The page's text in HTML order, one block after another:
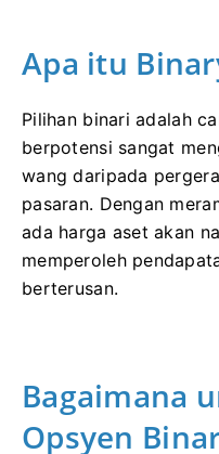
Apa itu
Pilihan binari adalah
berpotensi sangat
wang daripada
pasaran. Dengan
ada harga aset akan
memperoleh
berterusan.
Bagaimana
Opsyen